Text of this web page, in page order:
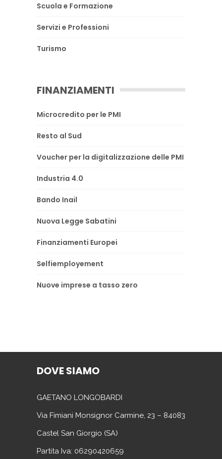
Scuola e Formazione
Servizi e Professioni
Turismo
FINANZIAMENTI
Microcredito per le PMI
Resto al Sud
Voucher per la digitalizzazione delle PMI
Industria 4.0
Bando Inail
Nuova Legge Sabatini
Finanziamenti Europei
Selfiemployement
Nuove imprese a tasso zero
DOVE SIAMO
GAETANO LONGOBARDI
Via Fimiani Monsignor Carmine, 23 – 84083
Castel San Giorgio (SA)
Partita Iva: 06290420659